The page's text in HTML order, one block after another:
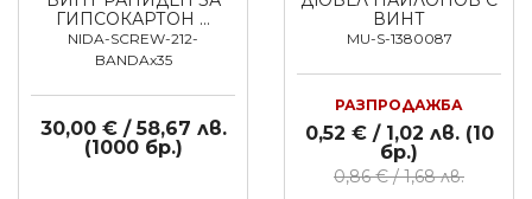
ГИПСОКАРТОН …
NIDA-SCREW-212-
BANDAx35
30,00 € / 58,67 лв.
(1000 бр.)
ВИНТ
MU-S-1380087
РАЗПРОДАЖБА
0,52 € / 1,02 лв. (10
бр.)
0,86 € / 1,68 лв.